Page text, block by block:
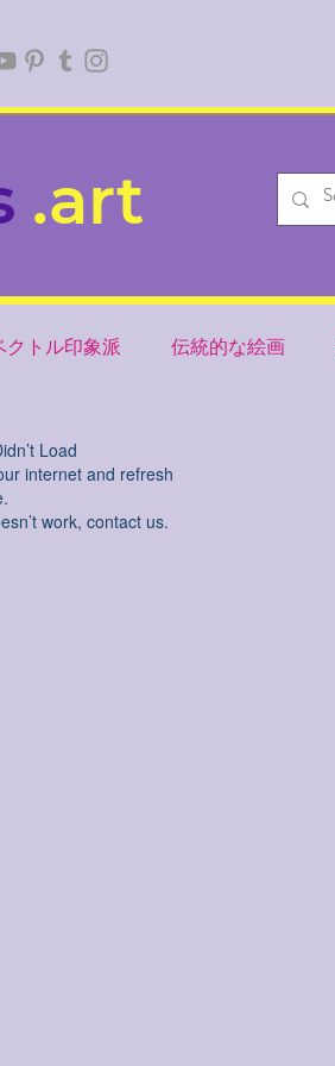
.art
クトル印象派 伝統的な絵画
Load
internet and refresh
work, contact us.